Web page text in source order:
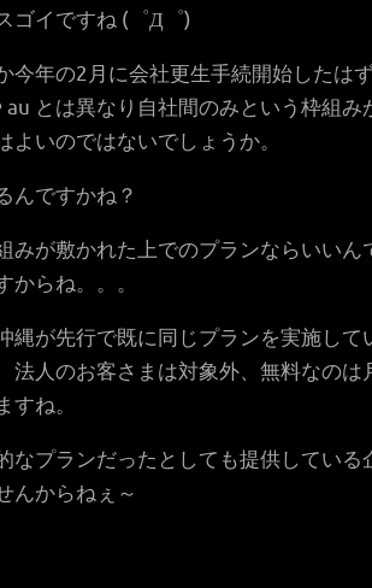
ゴイですね (゜Д゜)
今年の2月に会社更生手続開始したは
とは異なり自社間のみという枠組み
よいのではないでしょうか。
んですかね？
みが敷かれた上でのプランならいい
からね。。。
縄が先行で既に同じプランを実施して
法人のお客さまは対象外、無料なの
ね。
なプランだったとしても提供してい
んからねぇ～